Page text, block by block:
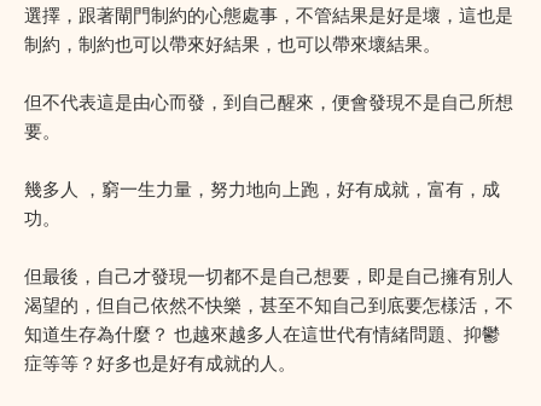
選擇，跟著閘門制約的心態處事，不管結果是好是壞，這也是
制約，制約也可以帶來好結果，也可以帶來壞結果。
但不代表這是由心而發，到自己醒來，便會發現不是自己所想
要。
幾多人 ，窮一生力量，努力地向上跑，好有成就，富有，成
功。
但最後，自己才發現一切都不是自己想要，即是自己擁有別人
渴望的，但自己依然不快樂，甚至不知自己到底要怎樣活，不
知道生存為什麼？ 也越來越多人在這世代有情緒問題、抑鬱
症等等？好多也是好有成就的人。